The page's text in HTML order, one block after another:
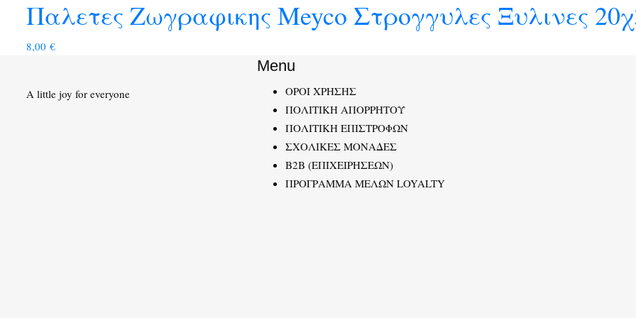
Παλετες Ζωγραφικης Meyco Στρογγυλες Ξυλινες
8,00 €
A little joy for everyone
Menu
ΟΡΟΙ ΧΡΗΣΗΣ
ΠΟΛΙΤΙΚΗ ΑΠΟΡΡΗΤΟΥ
ΠΟΛΙΤΙΚΗ ΕΠΙΣΤΡΟΦΩΝ
ΣΧΟΛΙΚΕΣ ΜΟΝΑΔΕΣ
B2B (ΕΠΙΧΕΙΡΗΣΕΩΝ)
ΠΡΟΓΡΑΜΜΑ ΜΕΛΩΝ LOYALTY